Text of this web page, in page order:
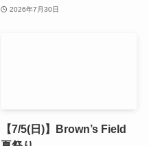
2026年7月30日
【7/5(日)】Brown’s Field